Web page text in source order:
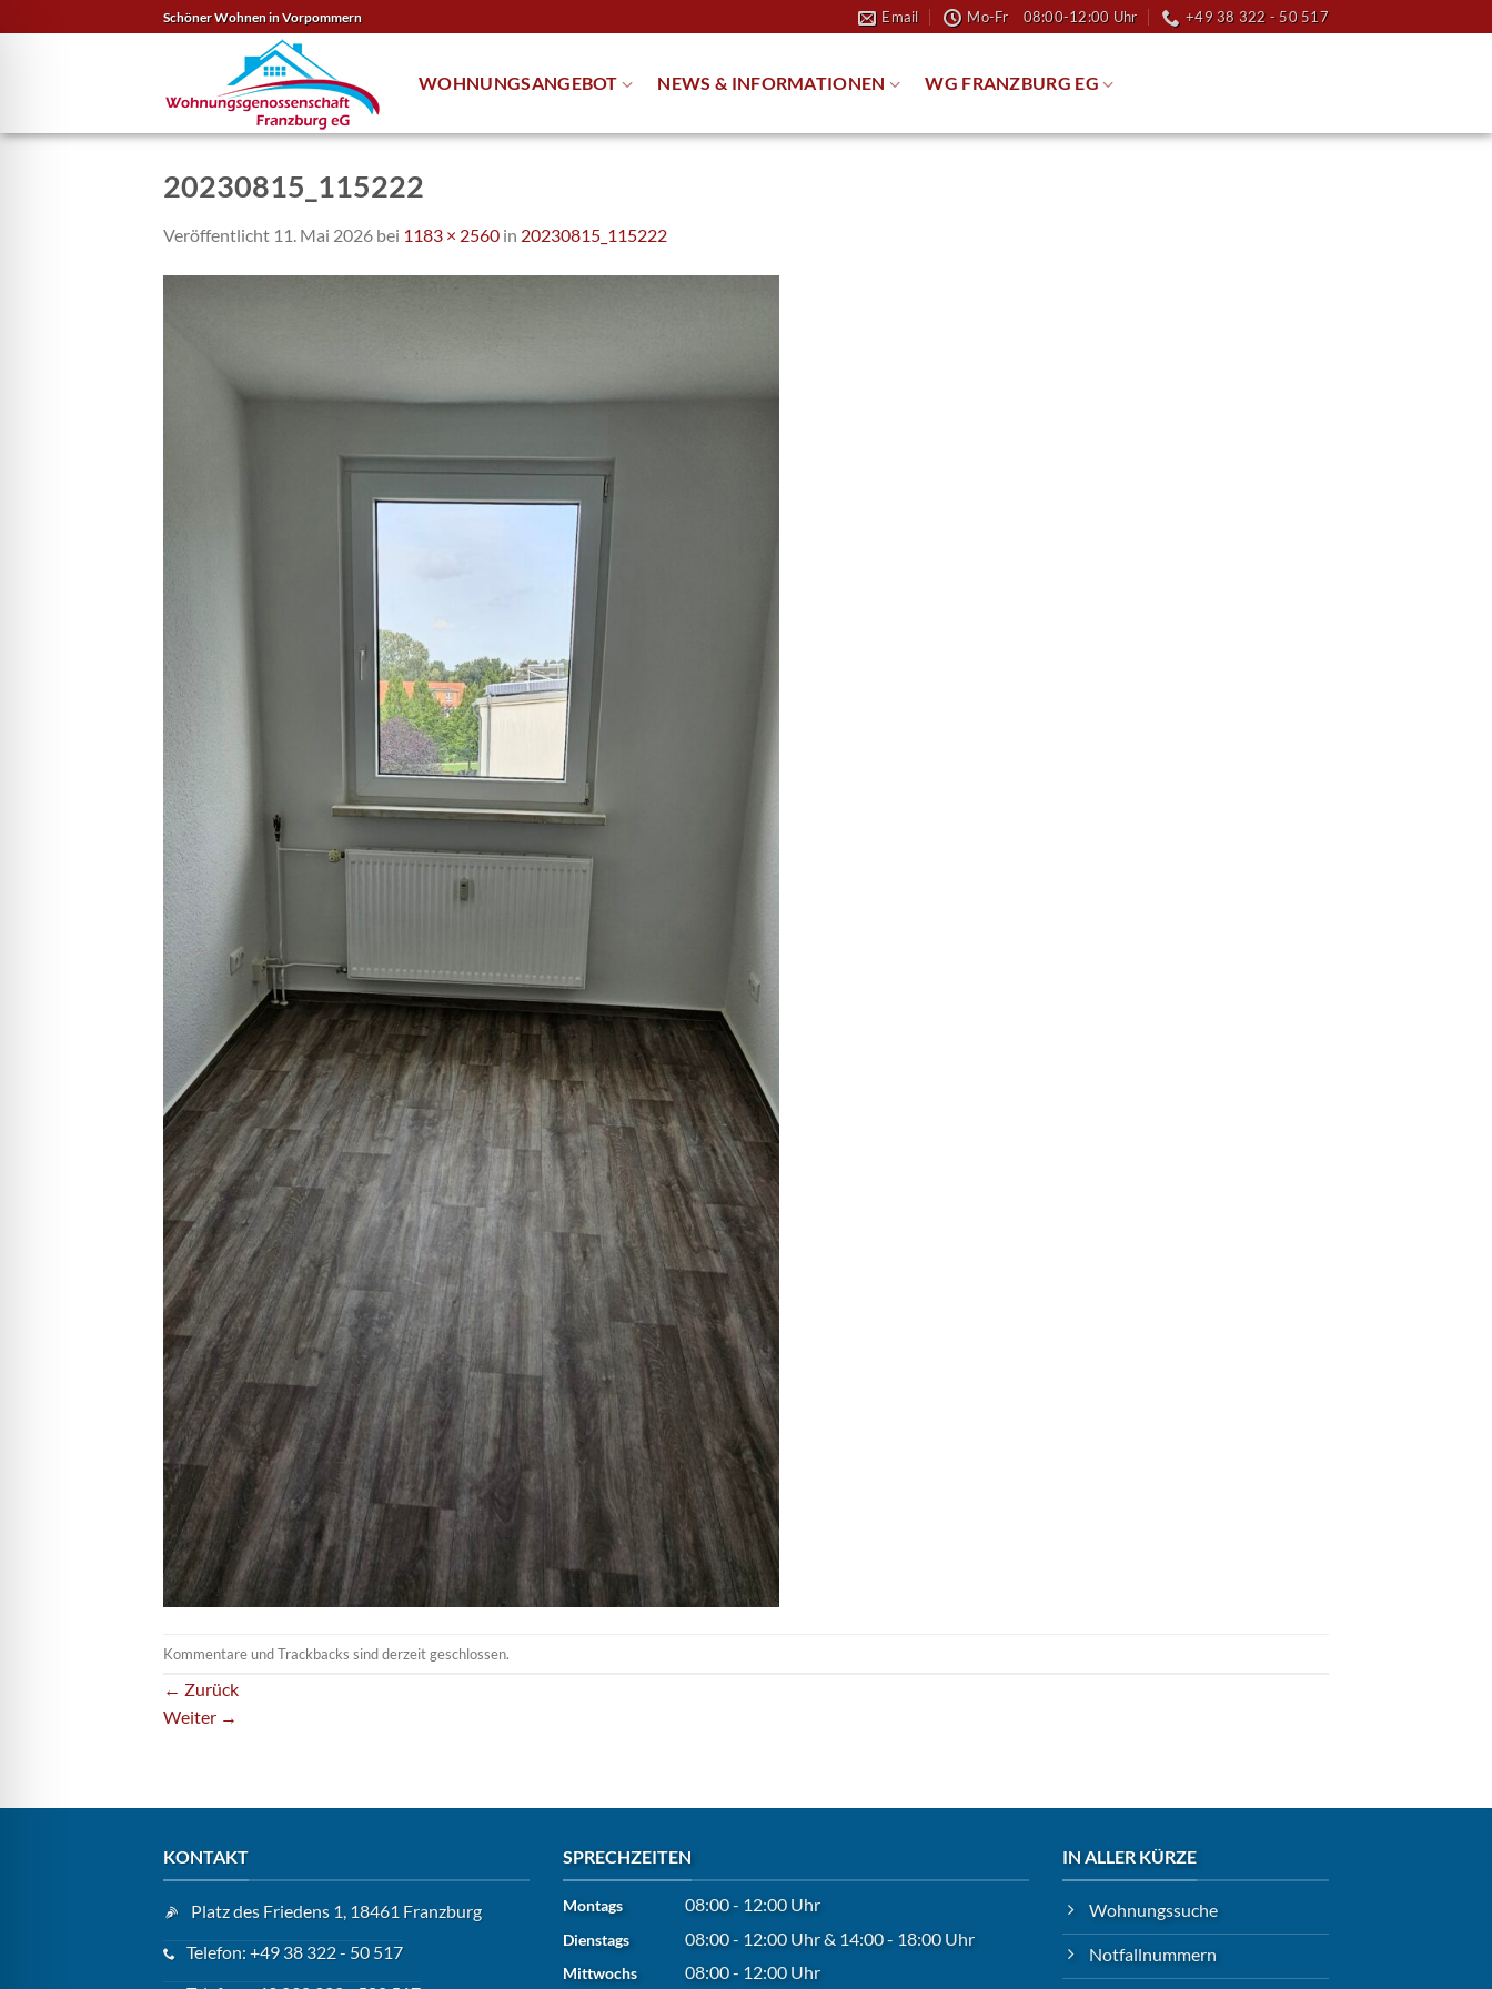
Inhalt
Schöner Wohnen in Vorpommern Email Mo-Fr 08:00-12:00 Uhr +49 38 322 - 50 517
WOHNUNGSANGEBOT NEWS & INFORMATIONEN WG FRANZBURG EG
20230815_115222
Veröffentlicht 11. Mai 2026 bei 1183 × 2560 in 20230815_115222
Kommentare und Trackbacks sind derzeit geschlossen.
← Zurück
Weiter →
KONTAKT
Platz des Friedens 1, 18461 Franzburg
Telefon: +49 38 322 - 50 517
SPRECHZEITEN
Montags 08:00 - 12:00 Uhr
Dienstags 08:00 - 12:00 Uhr& 14:00 - 18:00 Uhr
Mittwochs 08:00 - 12:00 Uhr
IN ALLER KÜRZE
Wohnungssuche
Notfallnummern